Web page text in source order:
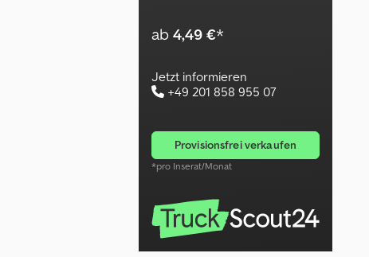
ab4,49 €*
Jetzt informieren
+49 201 858 955 07
provisionsfrei verkaufen
*pro Inserat/Monat